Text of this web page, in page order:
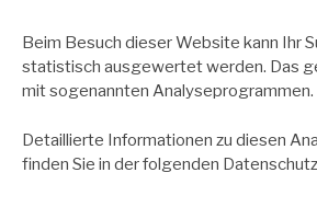
Beim Besuch dieser Website kann Ihr
statistisch ausgewertet werden. Das
mit sogenannten Analyseprogrammen.
Detaillierte Informationen zu diesen
finden Sie in der folgenden